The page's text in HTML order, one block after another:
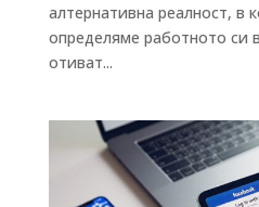
алтернативна реалност, в
определяме работното си
отиват...